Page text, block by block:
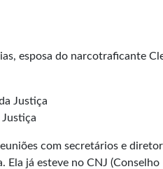
esposa do narcotraficante
com secretários e
Ela já esteve no CNJ (Conselho